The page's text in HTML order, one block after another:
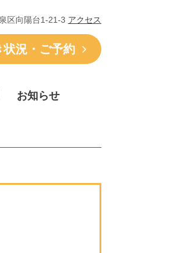
区向陽台1-21-3 アクセス
状況・ご予約
お知らせ